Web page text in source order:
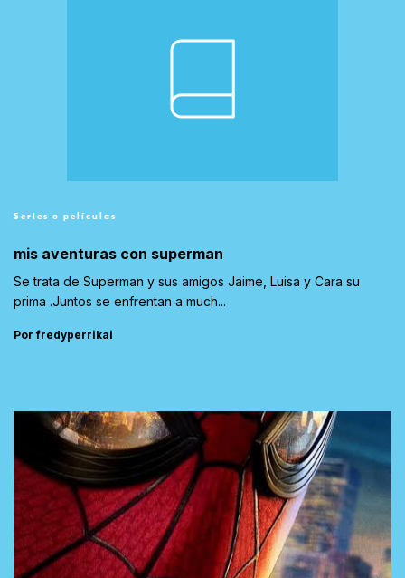
Series o películas
mis aventuras con superman
Se trata de Superman y sus amigos Jaime, Luisa y Cara su
prima .Juntos se enfrentan a much...
Por fredyperrikai